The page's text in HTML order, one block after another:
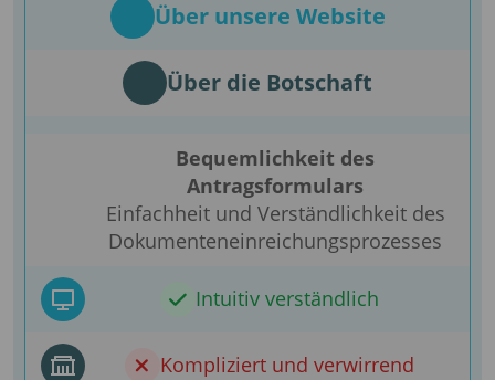
Über unsere Website
Über die Botschaft
Bequemlichkeit des
Antragsformulars
Einfachheit und Verständlichkeit des
Dokumenteneinreichungsprozesses
Intuitiv verständlich
Kompliziert und verwirrend